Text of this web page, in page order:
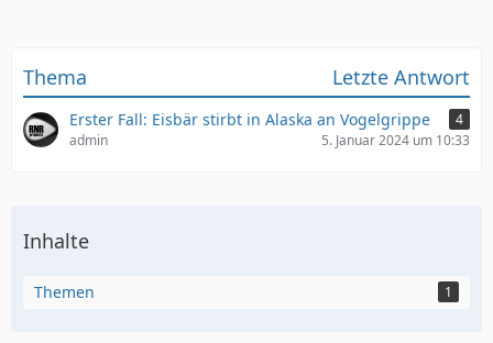
Thema Letzte Antwort
Erster Fall: Eisbär stirbt in Alaska an Vogelgrippe
4
admin
5. Januar 2024 um 10:33
Inhalte
Themen 1